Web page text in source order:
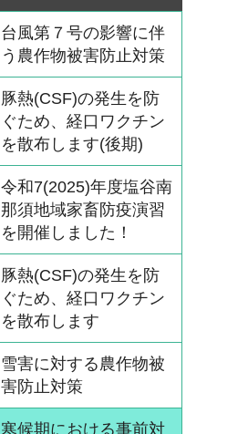
台風第７号の影響に伴
う農作物被害防止対策
豚熱(CSF)の発生を防
ぐため、経口ワクチン
を散布します(後期)
令和7(2025)年度塩谷南
那須地域家畜防疫演習
を開催しました！
豚熱(CSF)の発生を防
ぐため、経口ワクチン
を散布します
雪害に対する農作物被
害防止対策
寒候期における事前対